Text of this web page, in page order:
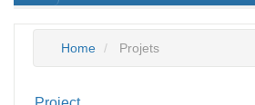
Home Projets